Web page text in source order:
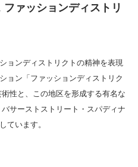
ァッションディストリ
ョンディストリクトの精神を表現
ョン「ファッションディストリク
性と、この地区を形成する有名な
サーストストリート・スパディナ
ています。